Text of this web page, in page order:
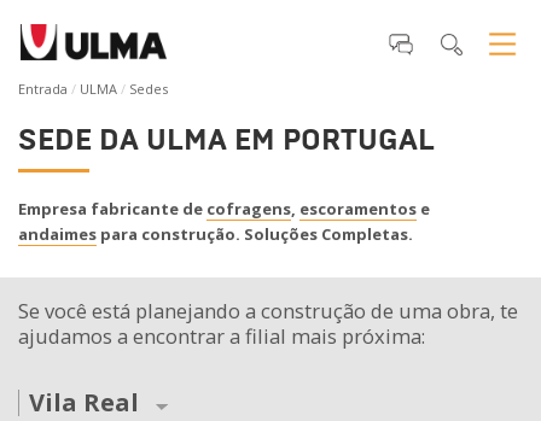
Entrada ULMA Sedes
SEDE DA ULMA EM PORTUGAL
Empresa fabricante de cofragens, escoramentos e
andaimes para construção. Soluções Completas.
Se você está planejando a construção de uma obra, te
ajudamos a encontrar a filial mais próxima:
Vila Real